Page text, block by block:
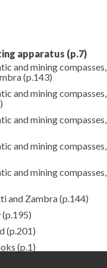
apparatus (p.7)
and mining compasses,
(p.143)
and mining compasses,
and mining compasses,
and mining compasses,
and mining compasses,
and Zambra(p.144)
(p.195)
(p.201)
(p.1)